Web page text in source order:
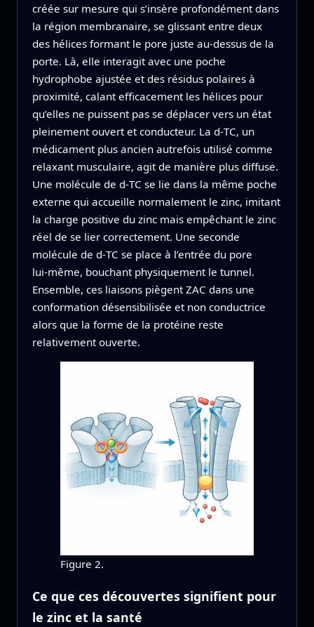
créée sur mesure qui s’insère profondément dans
la région membranaire, se glissant entre deux
des hélices formant le pore juste au‑dessus de la
porte. Là, elle interagit avec une poche
hydrophobe ajustée et des résidus polaires à
proximité, calant efficacement les hélices pour
qu’elles ne puissent pas se déplacer vers un état
pleinement ouvert et conducteur. La d‑TC, un
médicament plus ancien autrefois utilisé comme
relaxant musculaire, agit de manière plus diffuse.
Une molécule de d‑TC se lie dans la même poche
externe qui accueille normalement le zinc, imitant
la charge positive du zinc mais empêchant le zinc
réel de se lier correctement. Une seconde
molécule de d‑TC se place à l’entrée du pore
lui‑même, bouchant physiquement le tunnel.
Ensemble, ces liaisons piègent ZAC dans une
conformation désensibilisée et non conductrice
alors que la forme de la protéine reste
relativement ouverte.
Figure 2.
Ce que ces découvertes signifient pour
le zinc et la santé